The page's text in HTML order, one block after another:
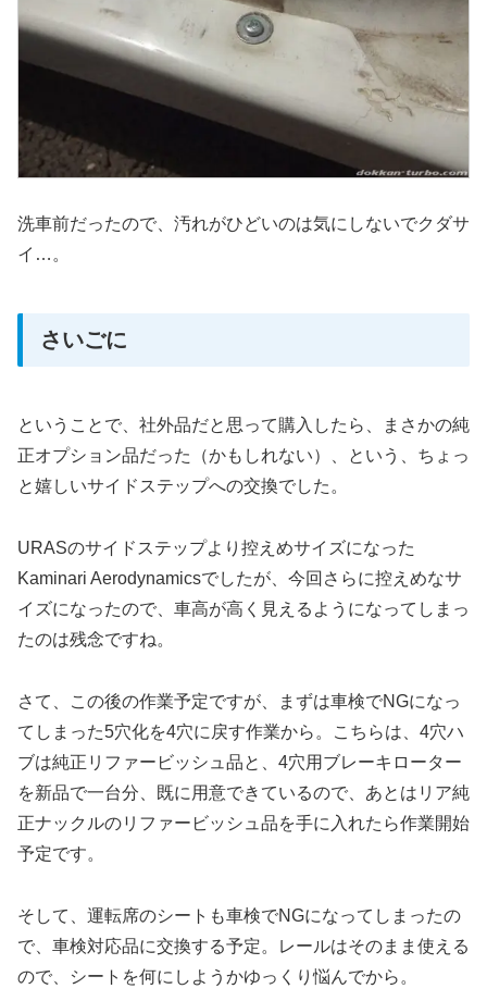
洗車前だったので、汚れがひどいのは気にしないでクダサ
イ…。
さいごに
ということで、社外品だと思って購入したら、まさかの純
正オプション品だった（かもしれない）、という、ちょっ
と嬉しいサイドステップへの交換でした。
URASのサイドステップより控えめサイズになった
Kaminari Aerodynamicsでしたが、今回さらに控えめなサ
イズになったので、車高が高く見えるようになってしまっ
たのは残念ですね。
さて、この後の作業予定ですが、まずは車検でNGになっ
てしまった5穴化を4穴に戻す作業から。こちらは、4穴ハ
ブは純正リファービッシュ品と、4穴用ブレーキローター
を新品で一台分、既に用意できているので、あとはリア純
正ナックルのリファービッシュ品を手に入れたら作業開始
予定です。
そして、運転席のシートも車検でNGになってしまったの
で、車検対応品に交換する予定。レールはそのまま使える
ので、シートを何にしようかゆっくり悩んでから。